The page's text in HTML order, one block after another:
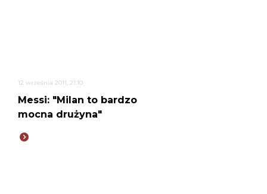
12 września 2011, 21:10
Messi: "Milan to bardzo
mocna drużyna"